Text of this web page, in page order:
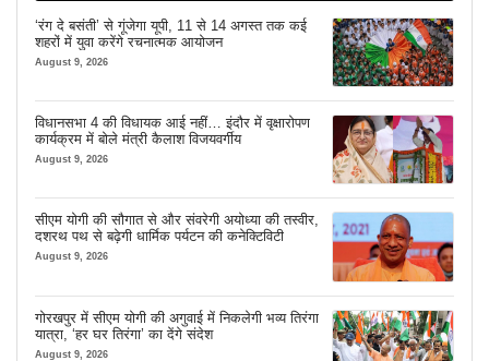
‘रंग दे बसंती’ से गूंजेगा यूपी, 11 से 14 अगस्त तक कई
शहरों में युवा करेंगे रचनात्मक आयोजन
August 9, 2026
विधानसभा 4 की विधायक आई नहीं… इंदौर में वृक्षारोपण
कार्यक्रम में बोले मंत्री कैलाश विजयवर्गीय
August 9, 2026
सीएम योगी की सौगात से और संवरेगी अयोध्या की तस्वीर,
दशरथ पथ से बढ़ेगी धार्मिक पर्यटन की कनेक्टिविटी
August 9, 2026
गोरखपुर में सीएम योगी की अगुवाई में निकलेगी भव्य तिरंगा
यात्रा, ‘हर घर तिरंगा’ का देंगे संदेश
August 9, 2026